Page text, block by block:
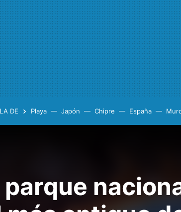
DE Playa Japón Chipre España
parque